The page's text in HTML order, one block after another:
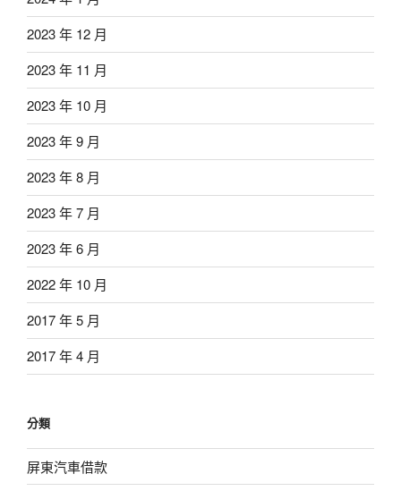
2023 年 12 月
2023 年 11 月
2023 年 10 月
2023 年 9 月
2023 年 8 月
2023 年 7 月
2023 年 6 月
2022 年 10 月
2017 年 5 月
2017 年 4 月
分類
屏東汽車借款